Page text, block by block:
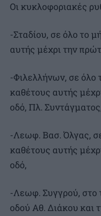
Οι κυκλοφοριακές
-Σταδίου, σε όλο το
αυτής μέχρι την
-Φιλελλήνων, σε όλο
καθέτους αυτής
οδό, Πλ.
-Λεωφ. Βασ. Όλγας,
καθέτους αυτής
οδό,
-Λεωφ. Συγγρού, στο
οδού Αθ. Διάκου και